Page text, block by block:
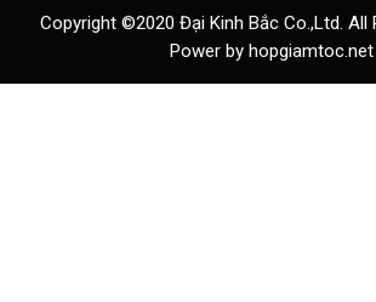
Copyright ©2020 Đại Kinh Bắc Co.,Ltd. All
Power by hopgiamtoc.net